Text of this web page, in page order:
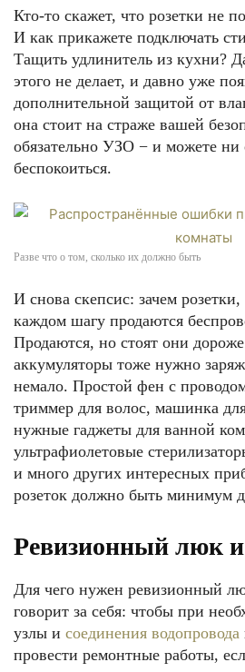
Кто-то скажет, что розетки не
И как прикажете подключать
Тащить удлинитель из кухни?
этого не делает, и давно уже
дополнительной защитой от
она стоит на страже вашей
обязательно УЗО − и можете ни
беспокоиться.
Разве что о том, сколько их должно быть
И снова скепсис: зачем розетки,
каждом шагу продаются
Продаются, но стоят они
аккумуляторы тоже нужно
немало. Простой фен с
триммер для волос, машинка
нужные гаджеты для ванной
ультрафиолетовые
и много других интересных
розеток должно быть минимум
Ревизионный люк
Для чего нужен ревизионный
говорит за себя: чтобы при
узлы и соединения водопровода
провести ремонтные работы,